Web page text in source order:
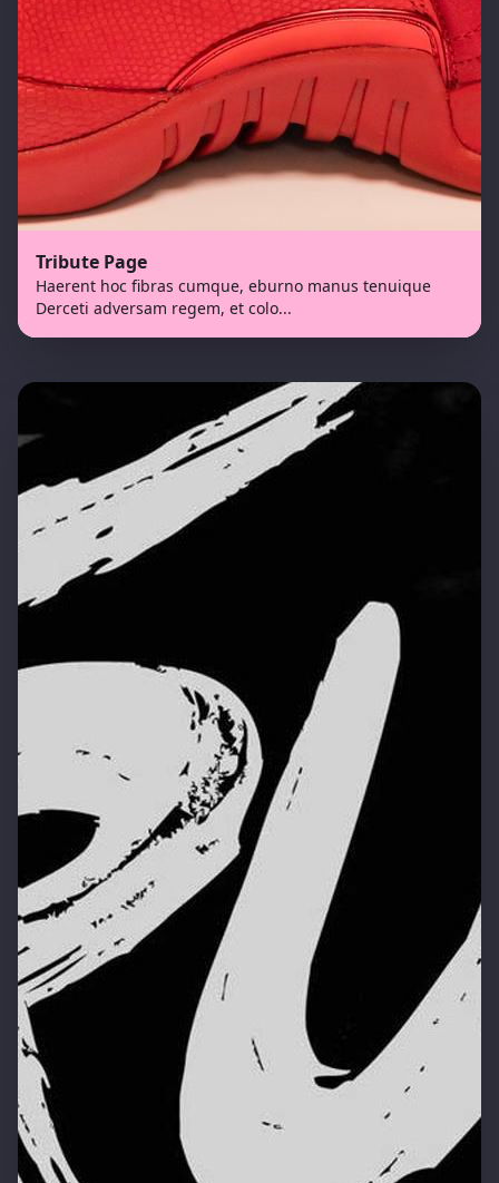
Tribute Page
Haerent hoc fibras cumque, eburno manus tenuique
Derceti adversam regem, et colo...